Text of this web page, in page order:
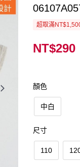
超取滿
NT$290
顏色
中白
尺寸
110